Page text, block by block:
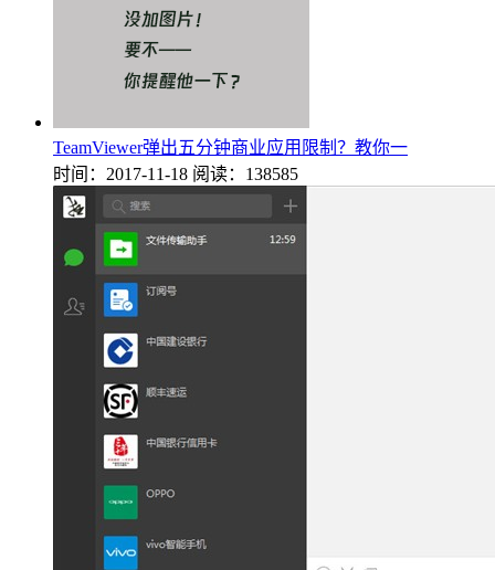
TeamViewer弹出五分钟商业应用限制？教你一
时间：2017-11-18 阅读：138585